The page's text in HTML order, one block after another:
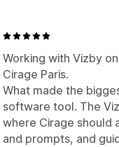
Working with Vizby
Cirage Paris.
What made the
software tool. The
where Cirage should
and prompts, and